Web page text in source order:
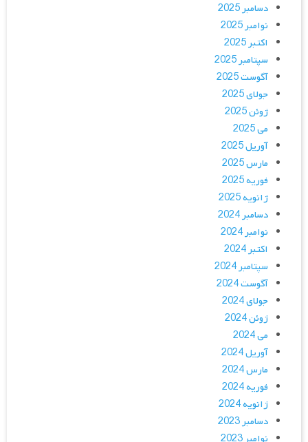
دسامبر 2025
نوامبر 2025
اکتبر 2025
سپتامبر 2025
آگوست 2025
جولای 2025
ژوئن 2025
می 2025
آوریل 2025
مارس 2025
فوریه 2025
ژانویه 2025
دسامبر 2024
نوامبر 2024
اکتبر 2024
سپتامبر 2024
آگوست 2024
جولای 2024
ژوئن 2024
می 2024
آوریل 2024
مارس 2024
فوریه 2024
ژانویه 2024
دسامبر 2023